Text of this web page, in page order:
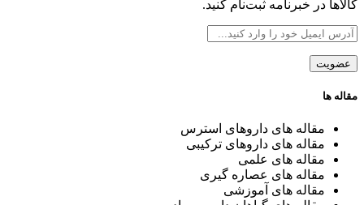
کالاها در خبرنامه ثبت‌نام کنید.
مقاله ها
مقاله های داروهای استرس
مقاله های داروهای ترکیبی
مقاله های علمی
مقاله های عصاره گیری
مقاله های آموزشی